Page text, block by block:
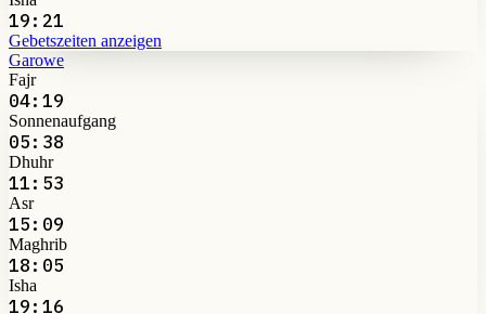
19:21
Gebetszeiten anzeigen
Garowe
Fajr
04:19
Sonnenaufgang
05:38
Dhuhr
11:53
Asr
15:09
Maghrib
18:05
Isha
19:16